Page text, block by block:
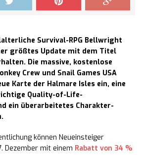
Survival-RPG Bellwright
größtes Update mit dem Titel
Die massive, kostenlose
Crew und Snail Games USA
Karte der Halmare Isles ein, eine
Quality-of-Life-
ein überarbeitetes Charakter-
können Neueinsteiger
Dezember mit einem Rabatt von 34 %